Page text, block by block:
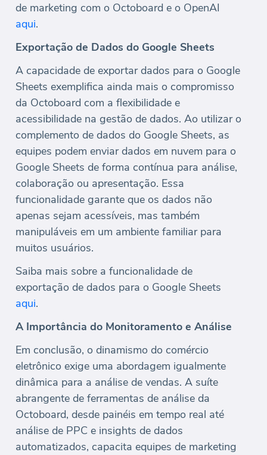
de marketing com o Octoboard e o OpenAI
aqui.
Exportação de Dados do Google Sheets
A capacidade de exportar dados para o Google
Sheets exemplifica ainda mais o compromisso
da Octoboard com a flexibilidade e
acessibilidade na gestão de dados. Ao utilizar o
complemento de dados do Google Sheets, as
equipes podem enviar dados em nuvem para o
Google Sheets de forma contínua para análise,
colaboração ou apresentação. Essa
funcionalidade garante que os dados não
apenas sejam acessíveis, mas também
manipuláveis em um ambiente familiar para
muitos usuários.
Saiba mais sobre a funcionalidade de
exportação de dados para o Google Sheets
aqui.
A Importância do Monitoramento e Análise
Em conclusão, o dinamismo do comércio
eletrônico exige uma abordagem igualmente
dinâmica para a análise de vendas. A suíte
abrangente de ferramentas de análise da
Octoboard, desde painéis em tempo real até
análise de PPC e insights de dados
automatizados, capacita equipes de marketing